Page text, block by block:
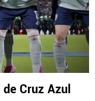
Cruz Azul